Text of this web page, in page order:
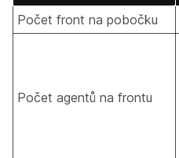
Počet front na pobočku
Počet agentů na frontu